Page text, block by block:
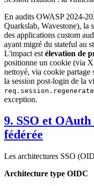
En audits OWASP 2024-
Quarkslab, Wavestone), la
des applications custom
ayant migré du stateful au
L'impact est élevation de
positionne un cookie (via
nettoyé, via cookie partage
la session post-login de la
exception.
9. SSO et OAuth
fédérée
Les architectures SSO
Architecture type OIDC